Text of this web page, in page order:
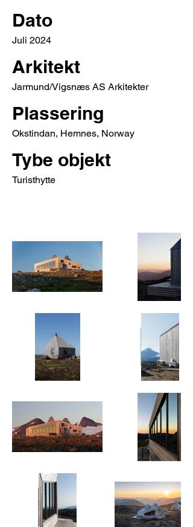
Dato
Juli 2024
Arkitekt
Jarmund/Vigsnæs AS Arkitekter
Plassering
Okstindan, Hemnes, Norway
Tybe objekt
Turisthytte